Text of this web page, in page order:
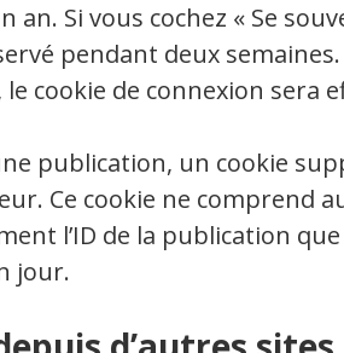
an. Si vous cochez « Se
pendant deux
cookie de connexion sera
publication, un cookie
Ce cookie ne comprend
l’ID de la publication
jour.